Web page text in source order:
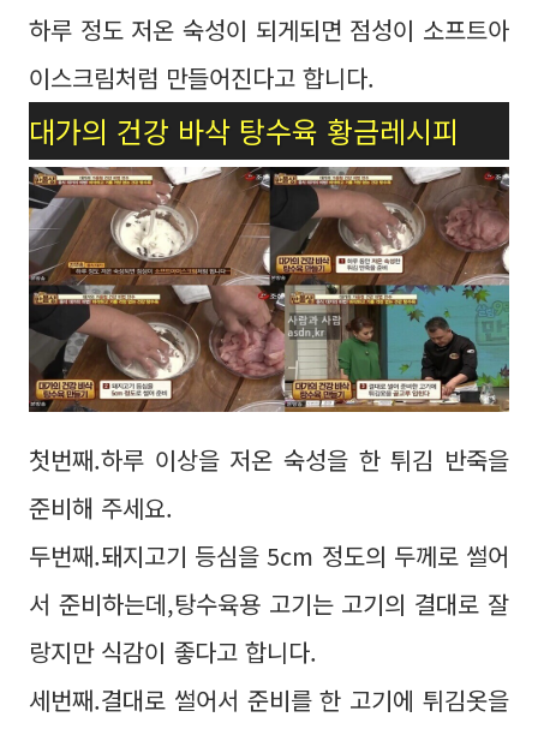
하루 정도 저온 숙성이 되게되면 점성이 소프트아
이스크림처럼 만들어진다고 합니다.
대가의 건강 바삭 탕수육 황금레시피
첫번째.하루 이상을 저온 숙성을 한 튀김 반죽을
준비해 주세요.
두번째.돼지고기 등심을 5cm 정도의 두께로 썰어
서 준비하는데,탕수육용 고기는 고기의 결대로 잘
랑지만 식감이 좋다고 합니다.
세번째.결대로 썰어서 준비를 한 고기에 튀김옷을